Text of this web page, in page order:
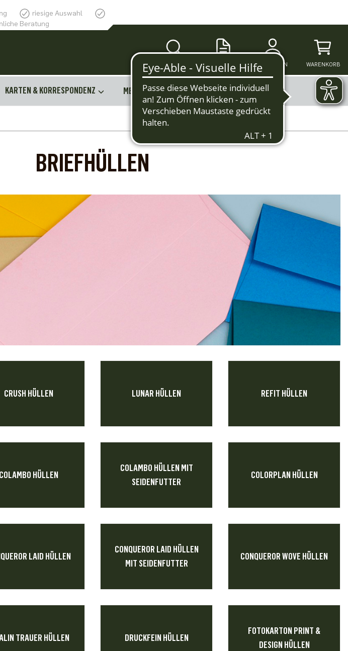
riesige Auswahl
Beratung
SUCHE MERKZETTEL ANMELDEN WARENKORB
KARTEN & KORRESPONDENZ MEHR
BRIEFHÜLLEN
CRUSH HÜLLEN LUNAR HÜLLEN REFIT HÜLLEN
COLAMBO HÜLLEN
COLAMBO HÜLLEN MIT
SEIDENFUTTER
COLORPLAN HÜLLEN
LAID HÜLLEN
CONQUEROR LAID HÜLLEN
MIT SEIDENFUTTER
CONQUEROR WOVE HÜLLEN
TRAUER HÜLLEN DRUCKFEIN HÜLLEN
FOTOKARTON PRINT &
DESIGN HÜLLEN